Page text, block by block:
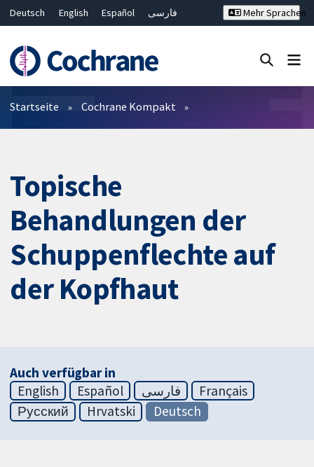
Deutsch English Español
فارسی
Bahasa Malaysia
ไทย
繁體中文
简体中文
Mehr Sprachen
Filter
Startseite Cochrane Kompakt
Topische
Behandlungen der
Schuppenflechte auf
der Kopfhaut
Auch verfügbar in
English
Español فارسی
Français
Русский
Hrvatski Deutsch